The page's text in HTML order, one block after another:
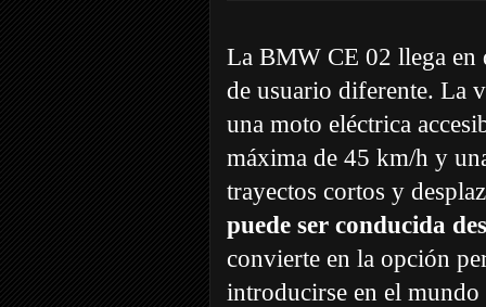
La BMW CE 02 llega en
de usuario diferente. La
una moto eléctrica
máxima de 45 km/h y
trayectos cortos y
puede ser conducida
convierte en la opción
introducirse en el mundo